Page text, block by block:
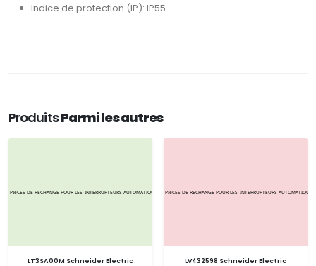
Indice de protection (IP): IP55
ProduitsParmi les autres
LT3SA00M Schneider Electric
LV432598 Schneider Electric